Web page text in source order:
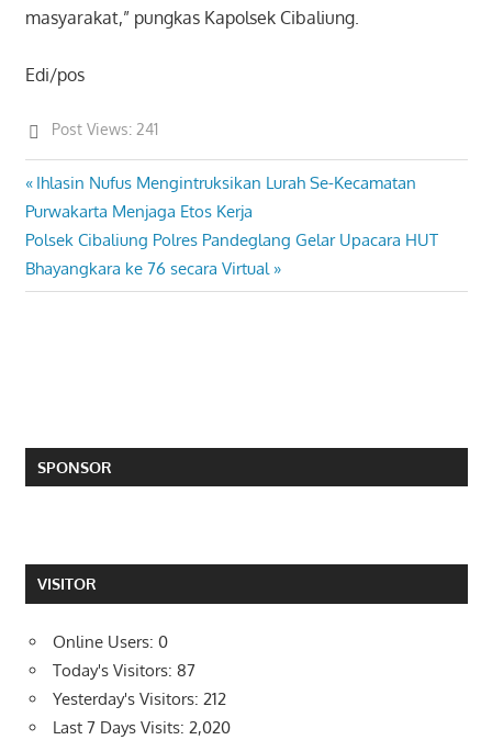
masyarakat,” pungkas Kapolsek Cibaliung.
Edi/pos
Post Views: 241
Post
navigation
Previous
Post:
Ihlasin Nufus Mengintruksikan Lurah Se-Kecamatan
Purwakarta Menjaga Etos Kerja
Next
Post:
Polsek Cibaliung Polres Pandeglang Gelar Upacara HUT
Bhayangkara ke 76 secara Virtual
SPONSOR
VISITOR
Online Users: 0
Today's Visitors: 87
Yesterday's Visitors: 212
Last 7 Days Visits: 2,020